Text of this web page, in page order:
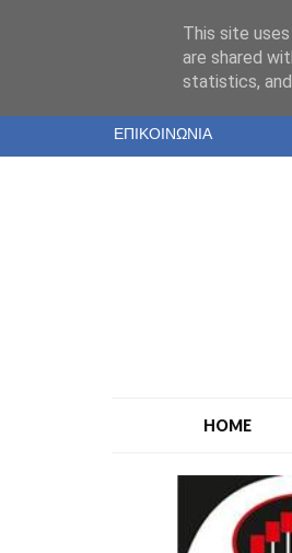
ΤΑΥΤΟΤΗΤΑ
ΕΝΤΥΠΗ ΕΚΔΟΣΗ
ΕΠΙΚΟΙΝΩΝΙΑ
HOME
This site
are shared
statistics,